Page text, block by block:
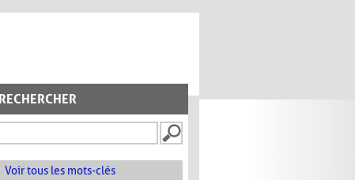
RECHERCHER
Voir tous les mots-clés